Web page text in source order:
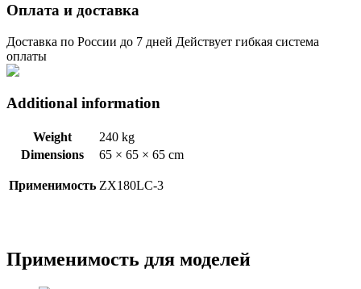
Оплата и доставка
Доставка по России до 7 дней Действует гибкая система
оплаты
Additional information
Weight
240 kg
Dimensions
65 × 65 × 65 cm
Применимость ZX180LC-3
Применимость для моделей